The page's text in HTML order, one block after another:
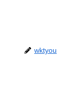
wktyou